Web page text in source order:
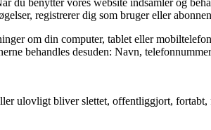
registrerer dig som bruger eller
om din computer, tablet eller
behandles desuden: Navn,
ulovligt bliver slettet, offentliggjort,